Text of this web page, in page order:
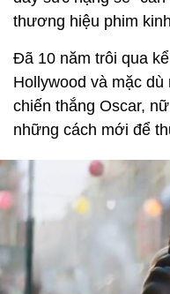
thương hiệu phim
Đã 10 năm trôi qua
Hollywood và mặc
chiến thắng Oscar,
những cách mới để